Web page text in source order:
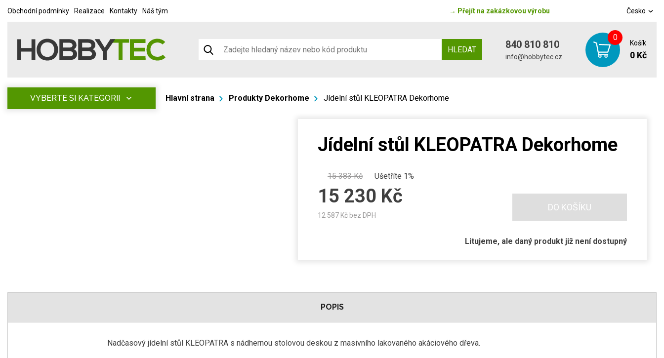
Obchodní podmínky Realizace Kontakty Náš tým → Přejít na zakázkovou výrobu Česko
HLEDAT 840 810 810
info@hobbytec.cz
0
Košík
0 Kč
VYBERTE SI KATEGORII Hlavní strana Produkty Dekorhome Jídelní stůl KLEOPATRA Dekorhome
Jídelní stůl KLEOPATRA Dekorhome
15 383Kč Ušetříte 1%
15 230 Kč
12 587 Kč bez DPH
DO KOŠÍKU
Litujeme, ale daný produkt již není dostupný
POPIS
Nadčasový jídelní stůl KLEOPATRA s nádhernou stolovou deskou z masivního lakovaného akáciového dřeva.